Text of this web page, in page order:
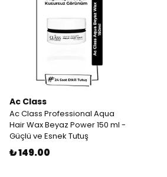
Ac Class
Ac Class Professional Aqua
Hair Wax Beyaz Power 150 ml -
Güçlü ve Esnek Tutuş
₺ 149.00